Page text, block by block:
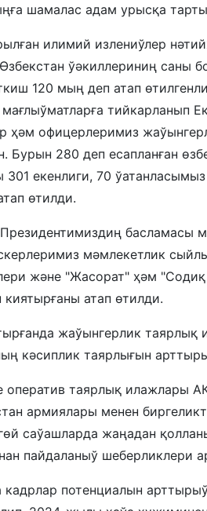
шамалас адам урысқа
илимий излениўлер
ўәкиллериниң саны
120 мың деп атап
тийкарланып
ҳәм офицерлеримиз
Бурын 280 деп есапланған
екенлиги, 70
өтилди.
басламасы
мәмлекетлик
және "Жасорат" ҳәм "Содиқ
атап өтилди.
жаўынгерлик таярлық
кәсиплик таярлығын
оператив таярлық илажлары
армиялары менен
саўашларда жаңадан
пайдаланыў шеберликлери
потенциалын